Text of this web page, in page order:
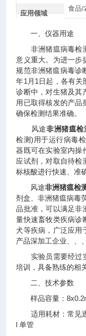
应用领域
食品/
一、仪器用途
非洲猪瘟病毒检测
意义重大。为进一步
规范非洲猪瘟病毒诊
年1月1日起，各有关
诊断中，对生猪及其
用已取得核发的产品
确保检测结果准确。
风途非洲猪瘟检
检测)用于运行病毒
器既可在实验室内操
应试剂，对取自待检
标核酸进行快速、准
风途非洲猪瘟检
剂盒、非洲猪瘟病毒
品批准，可以满足非
量快速畜牧类疾病诊
犬等疾病，广泛应用
产品深加工企业、、
实验员需要经过实
培训，具备熟练的相
二、技术参数
样品容量：
适用耗材：常见透
l 单管